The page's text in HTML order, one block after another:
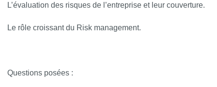
L’évaluation des risques de l’entreprise et leur couverture.
Le rôle croissant du Risk management.
Questions posées :